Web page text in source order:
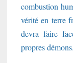
combustion
vérité en terre
devra faire
propres démons.